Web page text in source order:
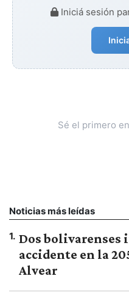
Iniciá sesión
Sé el primero
Noticias más leídas
1. Dos bolivarenses
accidente en la
Alvear